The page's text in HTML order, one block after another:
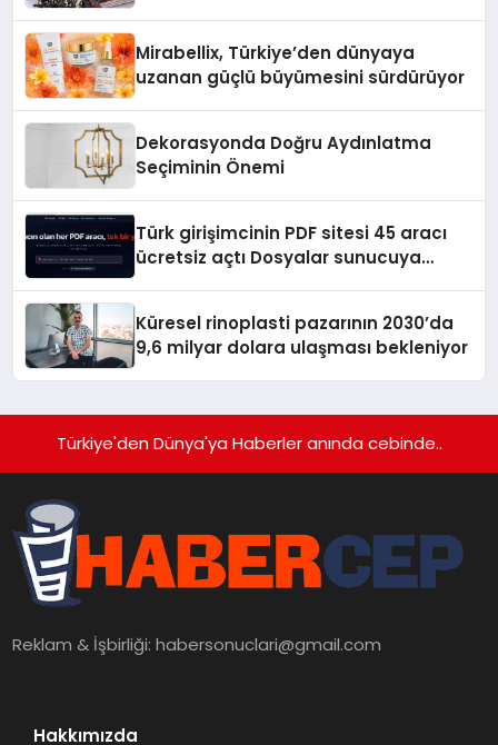
Mirabellix, Türkiye’den dünyaya
uzanan güçlü büyümesini sürdürüyor
Dekorasyonda Doğru Aydınlatma
Seçiminin Önemi
Türk girişimcinin PDF sitesi 45 aracı
ücretsiz açtı Dosyalar sunucuya
Küresel rinoplasti pazarının 2030’da
9,6 milyar dolara ulaşması bekleniyor
Türkiye'den Dünya'ya Haberler anında cebinde..
Reklam & İşbirliği:habersonuclari@gmail.com
Hakkımızda